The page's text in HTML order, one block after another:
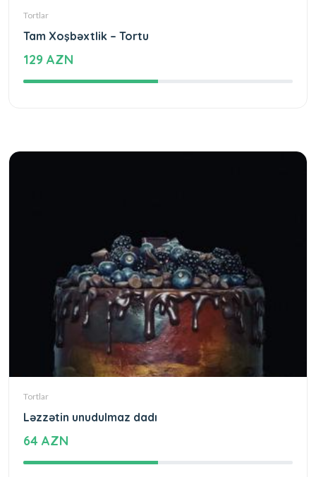
Tortlar
Tam Xoşbəxtlik – Tortu
129 AZN
Tortlar
Ləzzətin unudulmaz dadı
64 AZN